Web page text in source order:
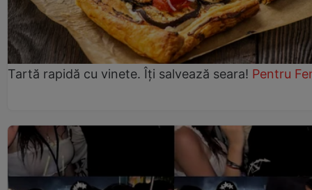
Tartă rapidă cu vinete. Îți salvează seara! Pentru